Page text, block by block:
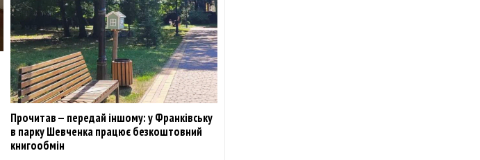
Прочитав — передай іншому: у Франківську
в парку Шевченка працює безкоштовний
книгообмін